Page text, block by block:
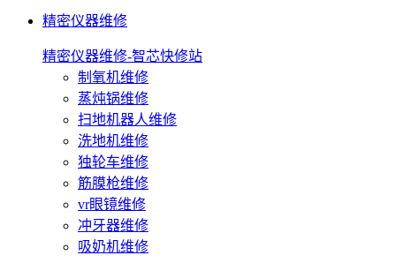
精密仪器维修
精密仪器维修-智芯快修站
制氧机维修
蒸炖锅维修
扫地机器人维修
洗地机维修
独轮车维修
筋膜枪维修
vr眼镜维修
冲牙器维修
吸奶机维修